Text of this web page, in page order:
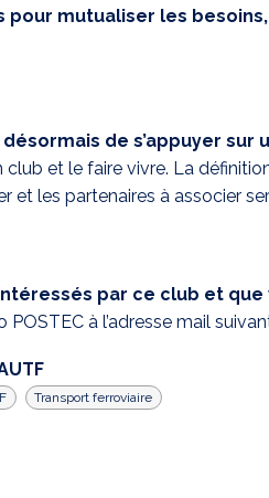
pour mutualiser les
désormais de s’appuyer
club et le faire vivre. La
et les partenaires à associer
par ce club et
à l’adresse mail
Transport ferroviaire